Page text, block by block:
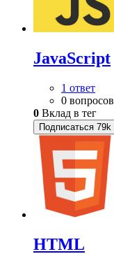
JavaScript
1 ответ
0 вопросов
0 Вклад в тег
Подписаться 79k
HTML